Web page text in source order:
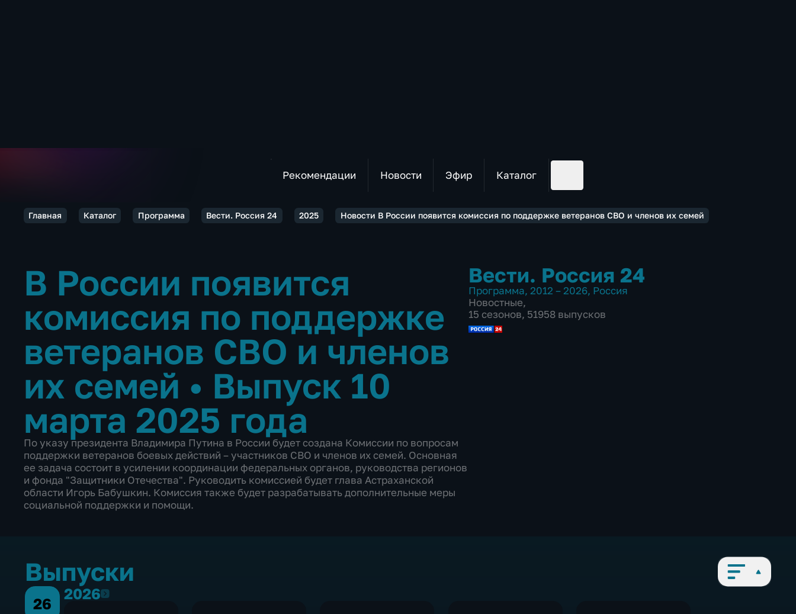
Рекомендации Новости Эфир Каталог
Главная Каталог Программа Вести. Россия 24 2025 Новости В России появится комиссия по поддержке ветеранов СВО и членов их семей
В России появится
комиссия по поддержке
ветеранов СВО и членов
их семей • Выпуск 10
марта 2025 года
По указу президента Владимира Путина в России будет создана Комиссии по вопросам
поддержки ветеранов боевых действий – участников СВО и членов их семей. Основная
ее задача состоит в усилении координации федеральных органов, руководства регионов
и фонда "Защитники Отечества". Руководить комиссией будет глава Астраханской
области Игорь Бабушкин. Комиссия также будет разрабатывать дополнительные меры
социальной поддержки и помощи.
Вести. Россия 24
Программа, 2012 – 2026, Россия
Новостные,
15 сезонов, 51958 выпусков
Выпуски
26
20262026